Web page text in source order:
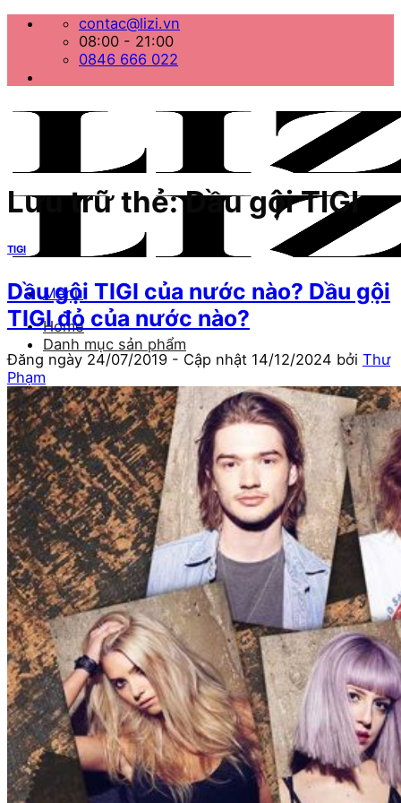
dung
contac@lizi.vn
08:00 - 21:00
0846 666 022
Menu
Home
Danh mục sản phẩm
A-E
Biotin Collagen
CHI
Davines
Diva
Elgon
F - L
Goldwell
Karseell
Kevin.Murphy
Kerastase
L’Oréal Professionnel
M - N
Macadamia
Moroccanoil
Mydentity
Nashi
Lưu trữ thẻ:Dầu gội TIGI
TIGI
Dầu gội TIGI của nước nào? Dầu gội
TIGI đỏ của nước nào?
Đăng ngày 24/07/2019 - Cập nhật 14/12/2024 bởi Thư
Phạm